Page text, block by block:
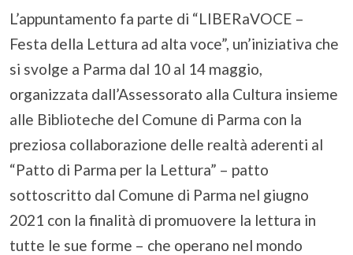
L’appuntamento fa parte di “LIBERaVOCE –
Festa della Lettura ad alta voce”, un’iniziativa che
si svolge a Parma dal 10 al 14 maggio,
organizzata dall’Assessorato alla Cultura insieme
alle Biblioteche del Comune di Parma con la
preziosa collaborazione delle realtà aderenti al
“Patto di Parma per la Lettura” – patto
sottoscritto dal Comune di Parma nel giugno
2021 con la finalità di promuovere la lettura in
tutte le sue forme – che operano nel mondo